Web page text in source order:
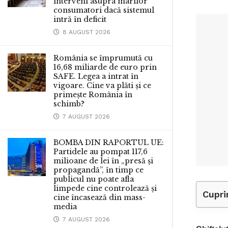
consumatori dacă sistemul
intră în deficit
8 AUGUST 2026
România se împrumută cu
16,68 miliarde de euro prin
SAFE. Legea a intrat în
vigoare. Cine va plăti și ce
primește România în
schimb?
7 AUGUST 2026
BOMBA DIN RAPORTUL UE:
Partidele au pompat 117,6
milioane de lei în „presă și
propagandă”, în timp ce
publicul nu poate afla
limpede cine controlează și
cine încasează din mass-
media
7 AUGUST 2026